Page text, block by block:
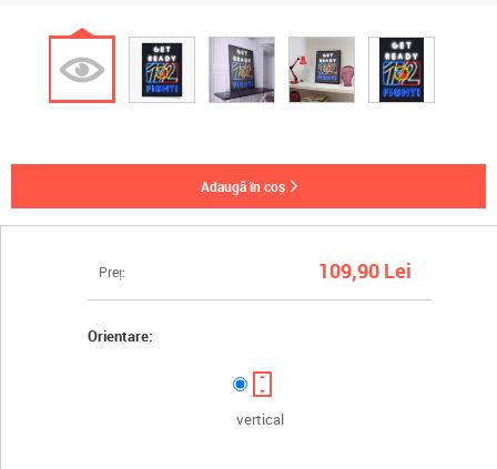
Preț: 109,90 Lei
Orientare:
vertical
adaugă în coș